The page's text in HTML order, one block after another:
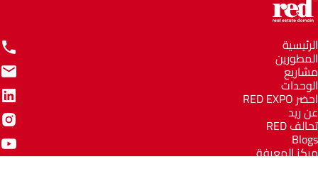
الرئيسية
المطورين
مشاريع
الوحدات
احضر RED EXPO
عن ريد
تحالف RED
Blogs
مركز المعرفة